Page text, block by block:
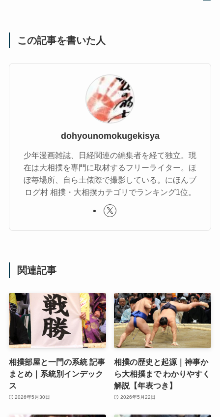
この記事を書いた人
dohyounomokugekisya
少年漫画雑誌、日経関連の編集者を経て独立。現
在は大相撲を専門に取材するフリーライター。ほ
ぼ毎場所、自ら土俵際で撮影している。にほんブ
ログ村 相撲・大相撲カテゴリでランキング1位。
関連記事
相撲部屋と一門の系統 記事
まとめ｜系統別インデック
ス
2026年5月30日
相撲の歴史と起源｜神事か
ら大相撲まで わかりやすく
解説【年表つき】
2026年5月22日